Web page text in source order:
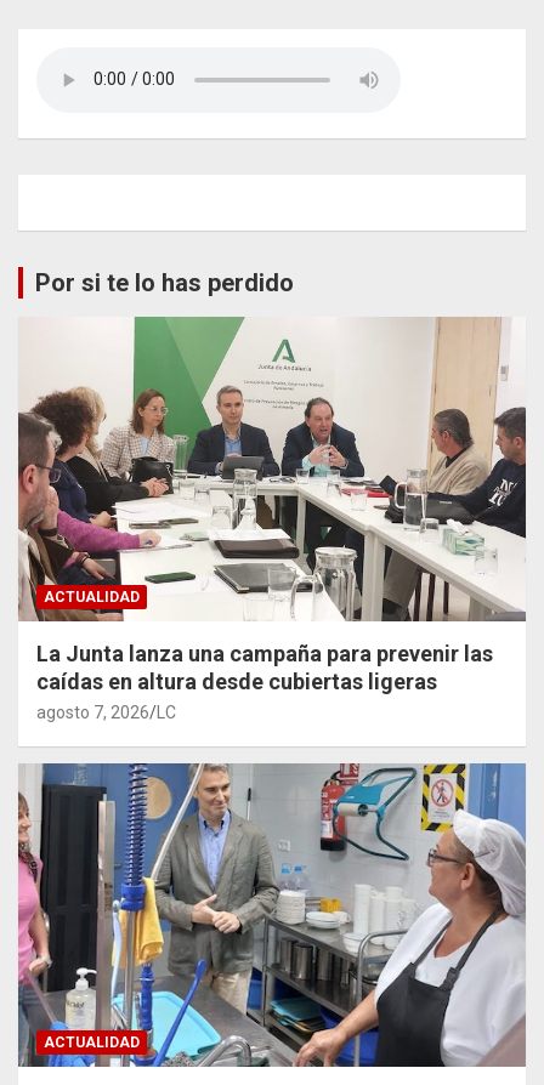
Por si te lo has perdido
ACTUALIDAD
La Junta lanza una campaña para prevenir las
caídas en altura desde cubiertas ligeras
agosto 7, 2026 LC
ACTUALIDAD